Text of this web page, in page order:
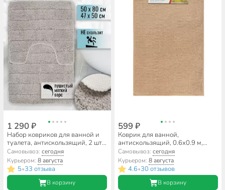
1 290 ₽
Набор ковриков для ванной и
туалета, антискользящий, 2 шт,
0.5х0.8, 0.47х0.5 м, полиэстер,
светло-серый, Полосы,
TDM5080-05
Самовывоз:сегодня
Курьером:8 августа
5•33 отзыва
В корзину
599 ₽
Коврик для ванной,
антискользящий, 0.6х0.9 м,
полиэстер, бежевый, Макарон,
Y3-677
Самовывоз: сегодня
Курьером: 8 августа
4.6•30 отзывов
В корзину